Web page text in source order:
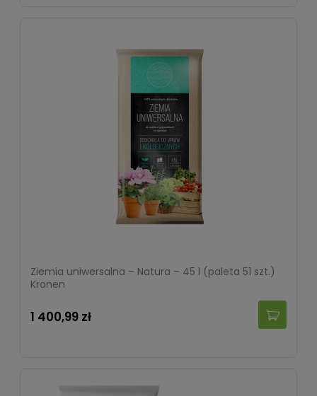
Ziemia uniwersalna – Natura – 45 l (paleta 51 szt.)
Kronen
1 400,99 zł